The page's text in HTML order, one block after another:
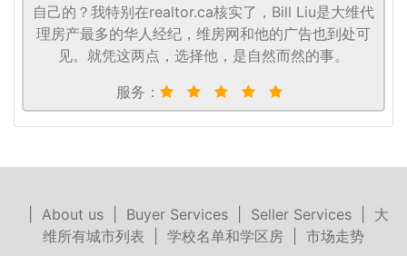
自己的？我特别在realtor.ca核实了，Bill Liu是大维代
理房产最多的华人经纪，维房网和他的广告也到处可
见。就凭这两点，选择他，是自然而然的事。
服务：
About us| Buyer Services| Seller Services| 大
维所有城市列表
学校名单和学区房 市场走势